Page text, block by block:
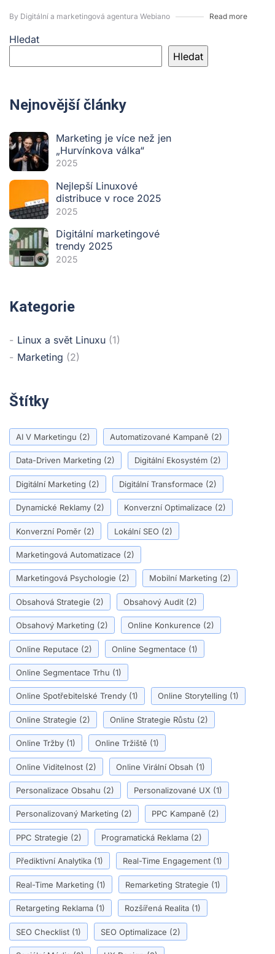
By Digitální a marketingová agentura Webiano Read more
Hledat
Hledat
Nejnovější články
Marketing je více než jen
„Hurvínkova válka“
2025
Nejlepší Linuxové
distribuce v roce 2025
2025
Digitální marketingové
trendy 2025
2025
Kategorie
Linux a svět Linuxu (1)
Marketing (2)
Štítky
AI V Marketingu (2) Automatizované Kampaně (2)
Data-Driven Marketing (2) Digitální Ekosystém (2)
Digitální Marketing (2) Digitální Transformace (2)
Dynamické Reklamy (2) Konverzní Optimalizace (2)
Konverzní Poměr (2) Lokální SEO (2)
Marketingová Automatizace (2)
Marketingová Psychologie (2) Mobilní Marketing (2)
Obsahová Strategie (2) Obsahový Audit (2)
Obsahový Marketing (2) Online Konkurence (2)
Online Reputace (2) Online Segmentace (1)
Online Segmentace Trhu (1)
Online Spotřebitelské Trendy (1) Online Storytelling (1)
Online Strategie (2) Online Strategie Růstu (2)
Online Tržby (1) Online Tržiště (1)
Online Viditelnost (2) Online Virální Obsah (1)
Personalizace Obsahu (2) Personalizované UX (1)
Personalizovaný Marketing (2) PPC Kampaně (2)
PPC Strategie (2) Programatická Reklama (2)
Přediktivní Analytika (1) Real-Time Engagement (1)
Real-Time Marketing (1) Remarketing Strategie (1)
Retargeting Reklama (1) Rozšířená Realita (1)
SEO Checklist (1) SEO Optimalizace (2)